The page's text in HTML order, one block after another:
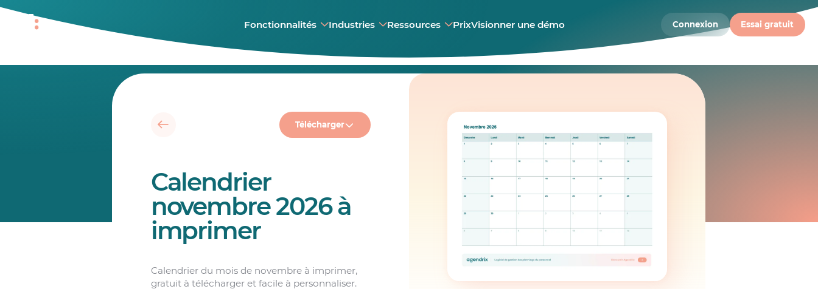
Fonctionnalités Industries Ressources PrixVisionner une démo Connexion Essai gratuit
Télécharger
Calendrier
novembre 2026 à
imprimer
Calendrier du mois de novembre à imprimer,
gratuit à télécharger et facile à personnaliser.